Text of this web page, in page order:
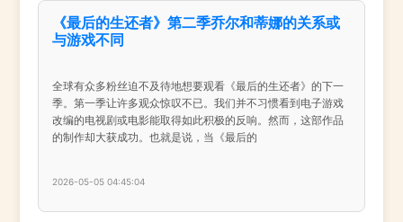
《最后的生还者》第二季乔尔和蒂娜的关系或
与游戏不同
全球有众多粉丝迫不及待地想要观看《最后的生还者》的下一
季。第一季让许多观众惊叹不已。我们并不习惯看到电子游戏
改编的电视剧或电影能取得如此积极的反响。然而，这部作品
的制作却大获成功。也就是说，当《最后的
2026-05-05 04:45:04